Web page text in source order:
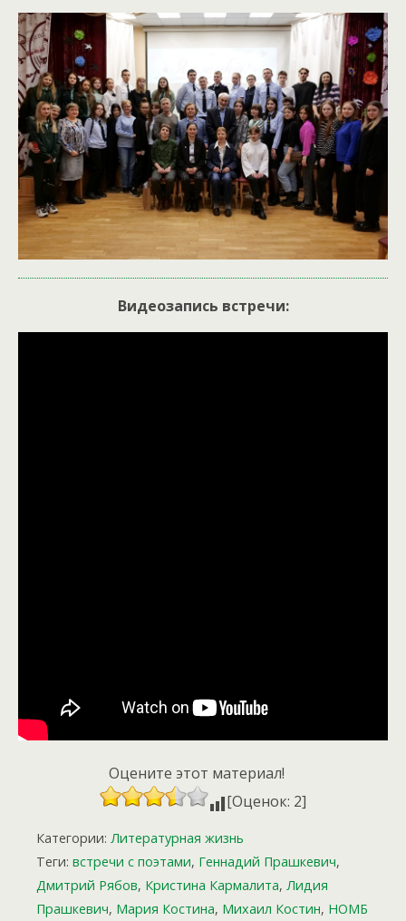
Видеозапись встречи:
Оцените этот материал!
[Оценок: 2]
Категории: Литературная жизнь
Теги: встречи с поэтами, Геннадий Прашкевич,
Дмитрий Рябов, Кристина Кармалита, Лидия
Прашкевич, Мария Костина, Михаил Костин, НОМБ